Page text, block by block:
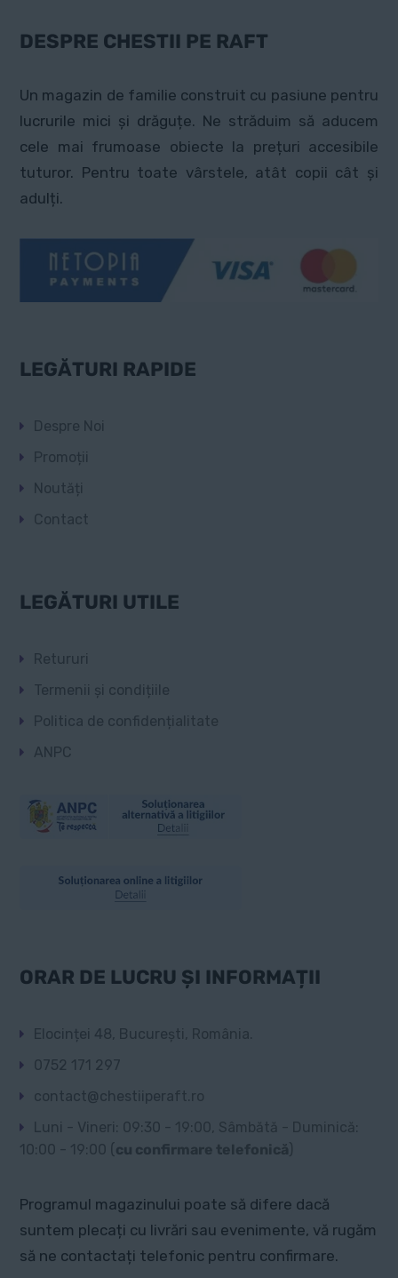
DESPRE CHESTII PE RAFT
Un magazin de familie construit cu pasiune pentru
lucrurile mici și drăguțe. Ne străduim să aducem
cele mai frumoase obiecte la prețuri accesibile
tuturor. Pentru toate vârstele, atât copii cât și
adulți.
LEGĂTURI RAPIDE
Despre Noi
Promoții
Noutăți
Contact
LEGĂTURI UTILE
Retururi
Termenii și condițiile
Politica de confidențialitate
ANPC
ORAR DE LUCRU ȘI INFORMAȚII
Elocinței 48, București, România.
0752 171 297
contact@chestiiperaft.ro
Luni - Vineri: 09:30 - 19:00, Sâmbătă - Duminică:
10:00 - 19:00 ( cu confirmare telefonică)
Programul magazinului poate să difere dacă
suntem plecați cu livrări sau evenimente, vă rugăm
să ne contactați telefonic pentru confirmare.